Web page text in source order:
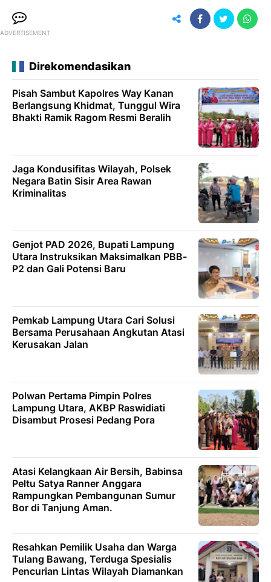
ADVERTISEMENT
Direkomendasikan
Pisah Sambut Kapolres Way Kanan
Berlangsung Khidmat, Tunggul Wira
Bhakti Ramik Ragom Resmi Beralih
Jaga Kondusifitas Wilayah, Polsek
Negara Batin Sisir Area Rawan
Kriminalitas
Genjot PAD 2026, Bupati Lampung
Utara Instruksikan Maksimalkan PBB-
P2 dan Gali Potensi Baru
Pemkab Lampung Utara Cari Solusi
Bersama Perusahaan Angkutan Atasi
Kerusakan Jalan
Polwan Pertama Pimpin Polres
Lampung Utara, AKBP Raswidiati
Disambut Prosesi Pedang Pora
Atasi Kelangkaan Air Bersih, Babinsa
Peltu Satya Ranner Anggara
Rampungkan Pembangunan Sumur
Bor di Tanjung Aman.
Resahkan Pemilik Usaha dan Warga
Tulang Bawang, Terduga Spesialis
Pencurian Lintas Wilayah Diamankan